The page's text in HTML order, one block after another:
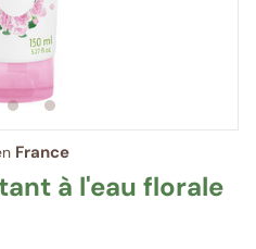
2
sur 3 3
sur 3
France
à l'eau florale